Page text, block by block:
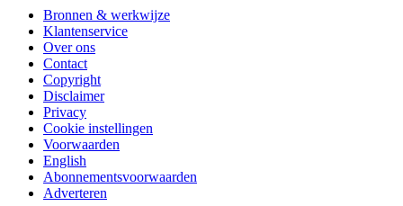
Bronnen & werkwijze
Klantenservice
Over ons
Contact
Copyright
Disclaimer
Privacy
Cookie instellingen
Voorwaarden
English
Abonnementsvoorwaarden
Adverteren